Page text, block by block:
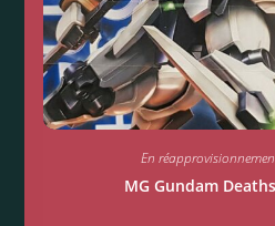
En
MG Gundam